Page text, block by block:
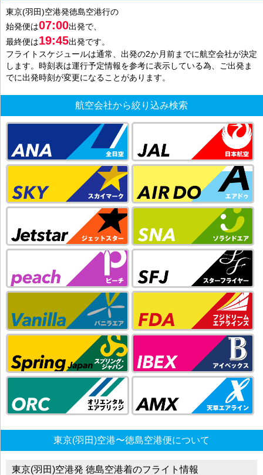
東京(羽田)空港発徳島空港行の
始発便は07:00出発で、
最終便は19:45出発です。
フライトスケジュールは通常、出発の2か月前までに航空会社が決定
します。時刻表は運行予定情報を参考に表示している為、ご出発ま
でに出発時刻が変更になることがあります。
航空会社から絞り込み検索
東京(羽田)空港〜徳島空港便について
東京(羽田)空港発 徳島空港着のフライト情報